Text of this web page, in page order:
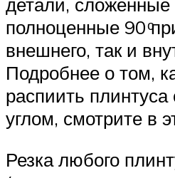
полноценные 90
внешнего, так и
Подробнее о том,
распиить
углом, смотрите в
Резка любого